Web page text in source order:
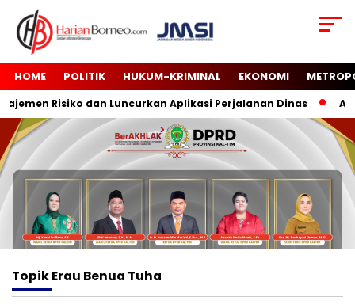
HOME POLITIK HUKUM-KRIMINAL EKONOMI
Risiko dan Luncurkan Aplikasi Perjalanan Dinas
TopikErau Benua Tuha